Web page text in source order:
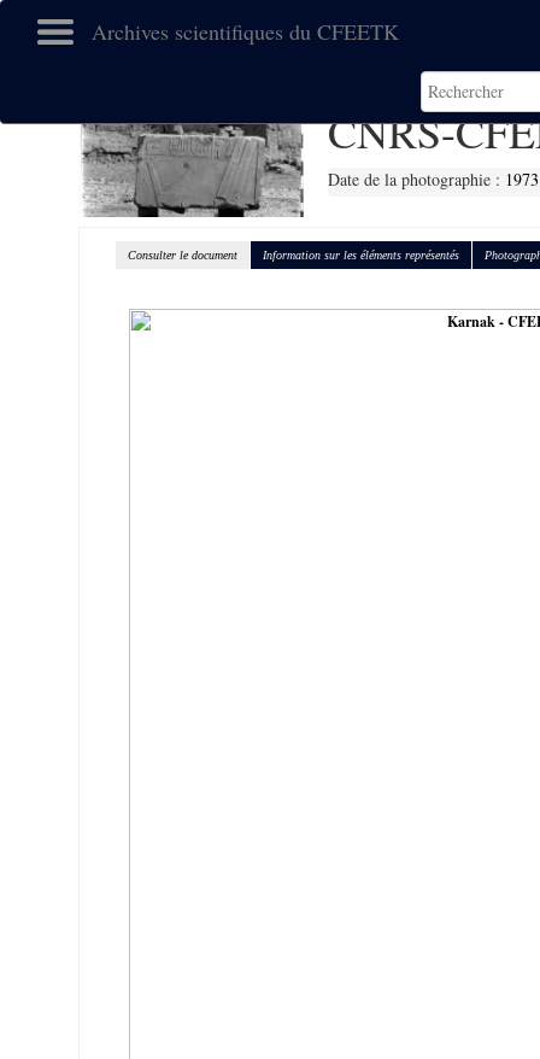
Archives scientifiques du CFEETK
CNRS-
Date de la photographie : 1973
Consulter le document Information sur les éléments représentés